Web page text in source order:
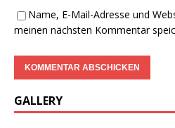
Name, E-Mail-Adresse und
meinen nächsten Kommentar
GALLERY